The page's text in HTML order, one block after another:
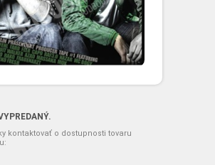
kontaktovať o dostupnosti tovaru